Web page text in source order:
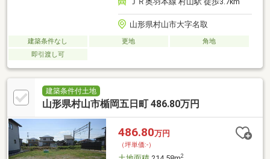
山形県村山市大字名取
建築条件なし 更地
角地
即引渡し可
建築条件付土地
山形県村山市楯岡五日町 486.80万円
486.80万円
（坪単価:-）
2